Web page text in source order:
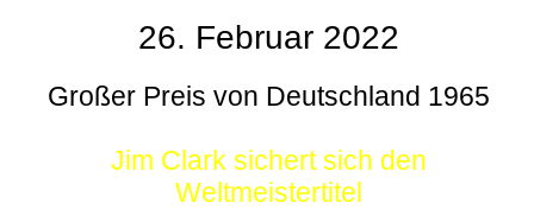
26. Februar 2022
Großer Preis von Deutschland 1965
Jim Clark sichert sich den
Weltmeistertitel